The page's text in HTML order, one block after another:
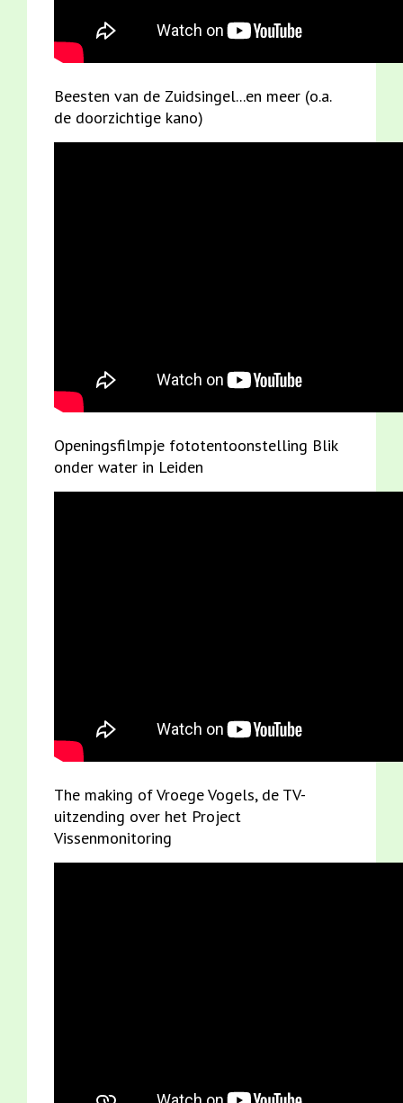
Beesten van de Zuidsingel...en meer (o.a.
de doorzichtige kano)
Openingsfilmpje fototentoonstelling Blik
onder water in Leiden
The making of Vroege Vogels, de TV-
uitzending over het Project
Vissenmonitoring